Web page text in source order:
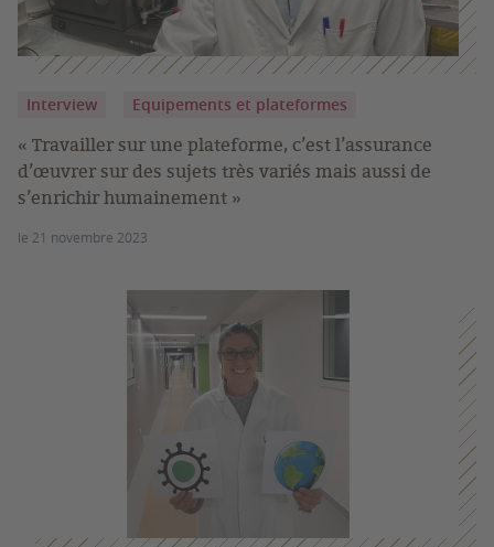
Interview Equipements et plateformes
« Travailler sur une plateforme, c’est l’assurance
d’œuvrer sur des sujets très variés mais aussi de
s’enrichir humainement »
le 21 novembre 2023